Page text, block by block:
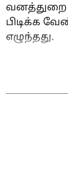
வனத்துறை
பிடிக்க
எழுந்தது.